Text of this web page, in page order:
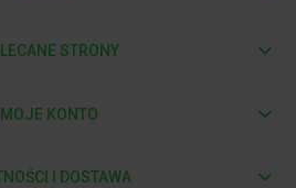
STRONY
MOJE KONTO
I DOSTAWA